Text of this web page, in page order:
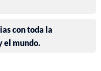
con toda la
el mundo.